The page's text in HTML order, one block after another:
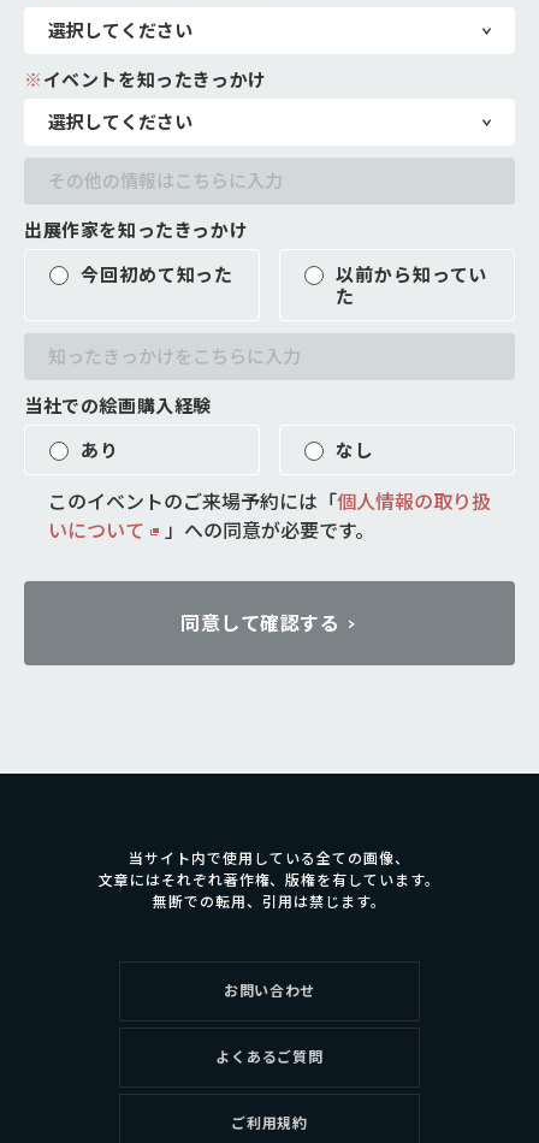
※ イベントを知ったきっかけ
出展作家を知ったきっかけ
今回初めて知った
以前から知ってい
た
当社での絵画購入経験
あり なし
このイベントのご来場予約には「個人情報の取り扱
いについて
」 への同意が必要です。
同意して確認する
当サイト内で使用している全ての画像、
文章にはそれぞれ著作権、版権を有しています。
無断での転用、引用は禁じます。
お問い合わせ
よくあるご質問
ご利用規約